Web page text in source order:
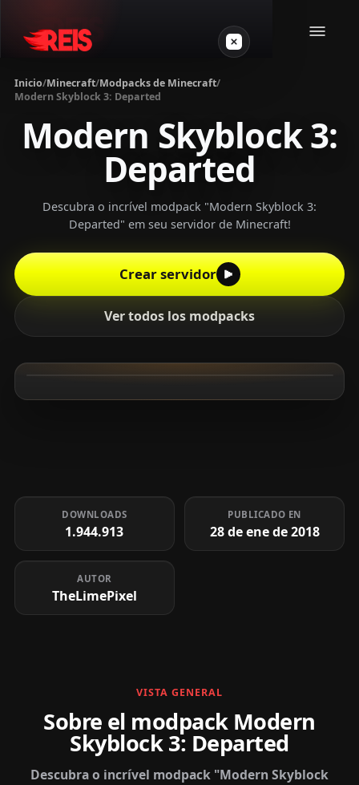
Otros juegos
VPS Gamer
Login
Inicio/Minecraft/Modpacks de Minecraft/
Modern Skyblock 3: Departed
Modern Skyblock 3:
Departed
Descubra o incrível modpack "Modern Skyblock 3:
Departed" em seu servidor de Minecraft!
Crear servidor
Ver todos los modpacks
DOWNLOADS
1.944.913
PUBLICADO EN
28 de ene de 2018
AUTOR
TheLimePixel
VISTA GENERAL
Sobre el modpack Modern
Skyblock 3: Departed
Descubra o incrível modpack "Modern Skyblock